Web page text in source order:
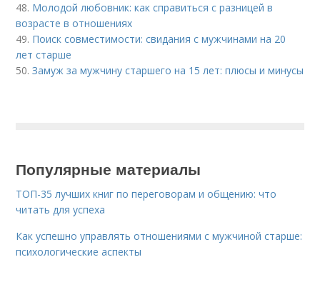
48. Молодой любовник: как справиться с разницей в
возрасте в отношениях
49. Поиск совместимости: свидания с мужчинами на 20
лет старше
50.Замуж за мужчину старшего на 15 лет: плюсы и минусы
Популярные материалы
ТОП-35 лучших книг по переговорам и общению: что
читать для успеха
Как успешно управлять отношениями с мужчиной старше:
психологические аспекты